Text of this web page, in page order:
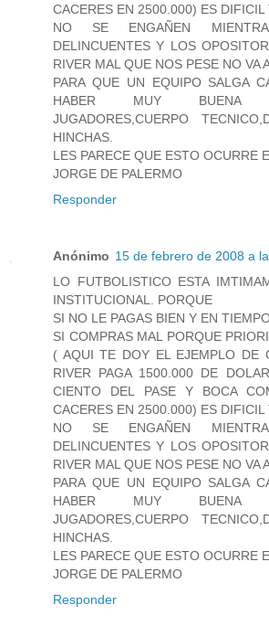
CACERES EN 2500.000) ES DIFICIL
NO SE ENGAÑEN
DELINCUENTES Y LOS
RIVER MAL QUE NOS PESE NO VA
PARA QUE UN EQUIPO SALGA
HABER MUY BUENA
JUGADORES,CUERPO
HINCHAS.
LES PARECE QUE ESTO OCURRE
JORGE DE PALERMO
Responder
Anónimo 15 de febrero de 2008 a
LO FUTBOLISTICO ESTA
INSTITUCIONAL. PORQUE
SI NO LE PAGAS BIEN Y EN
SI COMPRAS MAL PORQUE
( AQUI TE DOY EL EJEMPLO DE
RIVER PAGA 1500.000 DE
CIENTO DEL PASE Y BOCA
CACERES EN 2500.000) ES DIFICIL
NO SE ENGAÑEN
DELINCUENTES Y LOS
RIVER MAL QUE NOS PESE NO VA
PARA QUE UN EQUIPO SALGA
HABER MUY BUENA
JUGADORES,CUERPO
HINCHAS.
LES PARECE QUE ESTO OCURRE
JORGE DE PALERMO
Responder